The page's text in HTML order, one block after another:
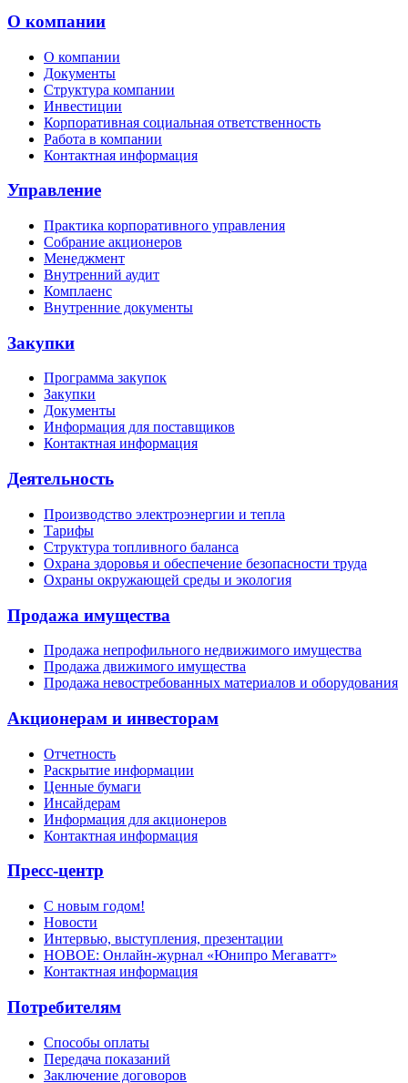
О компании
О компании
Документы
Структура компании
Инвестиции
Корпоративная социальная ответственность
Работа в компании
Контактная информация
Управление
Практика корпоративного управления
Собрание акционеров
Менеджмент
Внутренний аудит
Комплаенс
Внутренние документы
Закупки
Программа закупок
Закупки
Документы
Информация для поставщиков
Контактная информация
Деятельность
Производство электроэнергии и тепла
Тарифы
Структура топливного баланса
Охрана здоровья и обеспечение безопасности труда
Охраны окружающей среды и экология
Продажа имущества
Продажа непрофильного недвижимого имущества
Продажа движимого имущества
Продажа невостребованных материалов и оборудования
Акционерам и инвесторам
Отчетность
Раскрытие информации
Ценные бумаги
Инсайдерам
Информация для акционеров
Контактная информация
Пресс-центр
С новым годом!
Новости
Интервью, выступления, презентации
НОВОЕ: Онлайн-журнал «Юнипро Мегаватт»
Контактная информация
Потребителям
Способы оплаты
Передача показаний
Заключение договоров